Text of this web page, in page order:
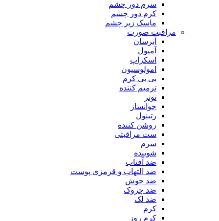
سرم دور چشم
کرم دور چشم
ماسک زیر چشم
مراقبت صورت
آبرسان
آمپول
اسکراپ
امولوسیون
بی بی کرم
ترمیم کننده
تونر
جوانساز
رتینول
روشن کننده
ست مراقبتی
سرم
شوینده
ضد آفتاب
ضد التهاب و قرمزی پوست
‌ضد جوش
ضد چروک
ضد لک
کرم
کرم روز